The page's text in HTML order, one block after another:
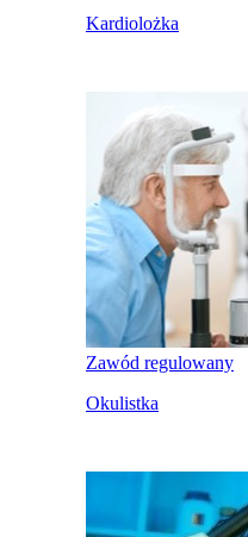
Kardiolożka
Zawód regulowany
Okulistka